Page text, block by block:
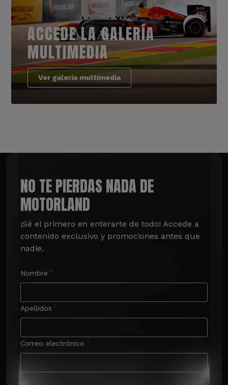
ACCEDE LA GALERÍA
MULTIMEDIA
Ver galería multimedia
NO TE PIERDAS NADA DE
MOTORLAND
¡Sé el primero en enterarte de todo! Accede a
contenido exclusivo y promociones antes que
nadie.
Nombre
Apellidos
Correo electrónico